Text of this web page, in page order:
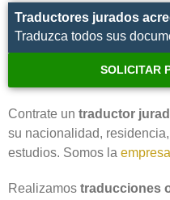
Traductores jurados
Traduzca todos sus
SOLICITAR
Contrate un traductor
su nacionalidad,
estudios. Somos la
Realizamos traducciones